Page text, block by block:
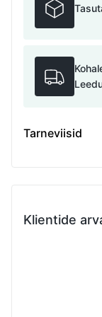
Tarneviisid
Klientide